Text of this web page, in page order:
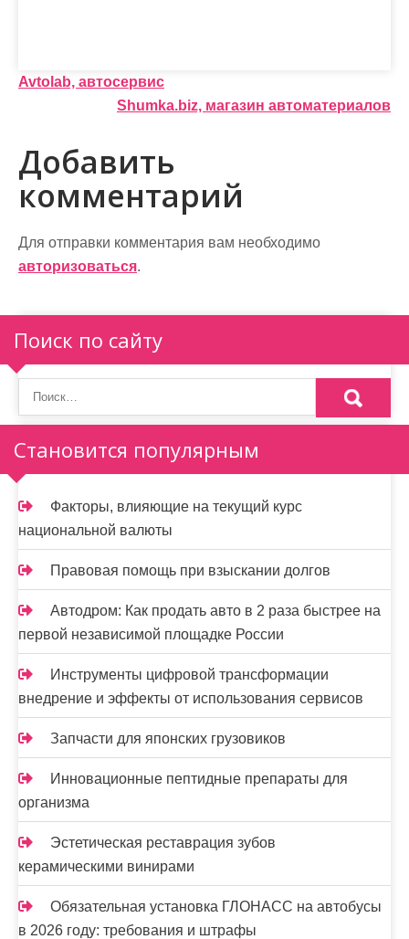
Н
в
и
г
а
и
я
п
о
з
а
п
и
с
я
м
Avtolab, автосервис
Shumka.biz, магазин автоматериалов
Добавить
комментарий
Для отправки комментария вам необходимо
авторизоваться.
Поиск по сайту
Становится популярным
Факторы, влияющие на текущий курс
национальной валюты
Правовая помощь при взыскании долгов
Автодром: Как продать авто в 2 раза быстрее на
первой независимой площадке России
Инструменты цифровой трансформации
внедрение и эффекты от использования сервисов
Запчасти для японских грузовиков
Инновационные пептидные препараты для
организма
Эстетическая реставрация зубов
керамическими винирами
Обязательная установка ГЛОНАСС на автобусы
в 2026 году: требования и штрафы